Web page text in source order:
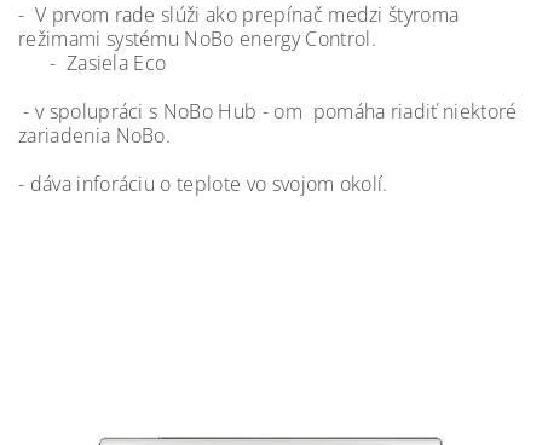
- V prvom rade slúži ako prepínač medzi štyroma
režimami systému NoBo energy Control.
- Zasiela Eco
- v spolupráci s NoBo Hub - om pomáha riadiť niektoré
zariadenia NoBo.
- dáva inforáciu o teplote vo svojom okolí.